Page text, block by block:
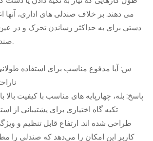
می دهند. بر خلاف صندلی های اداری، آنها
دستی برای به حداکثر رساندن تحرک و در
صندلی حمایتی هستند.
س: آیا مدفوع مناسب برای استفاده
پاسخ: بله، چهارپایه های مناسب با کیفیت بالا
تکیه گاه اختیاری برای پشتیبانی از
طراحی شده اند. ارتفاع قابل تنظیم و
کاربر این امکان را می‌دهد که صندلی را